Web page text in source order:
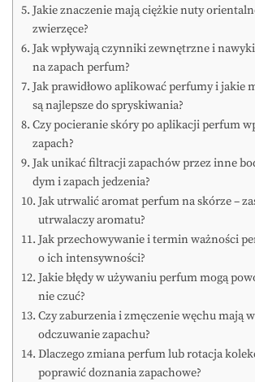
Jakie znaczenie mają ciężkie nuty
zwierzęce?
Jak wpływają czynniki zewnętrzne i
na zapach perfum?
Jak prawidłowo aplikować perfumy i jakie
są najlepsze do spryskiwania?
Czy pocieranie skóry po aplikacji perfum
zapach?
Jak unikać filtracji zapachów przez inne
dym i zapach jedzenia?
Jak utrwalić aromat perfum na skórze –
utrwalaczy aromatu?
Jak przechowywanie i termin ważności
o ich intensywności?
Jakie błędy w używaniu perfum mogą
nie czuć?
Czy zaburzenia i zmęczenie węchu mają
odczuwanie zapachu?
Dlaczego zmiana perfum lub rotacja
poprawić doznania zapachowe?